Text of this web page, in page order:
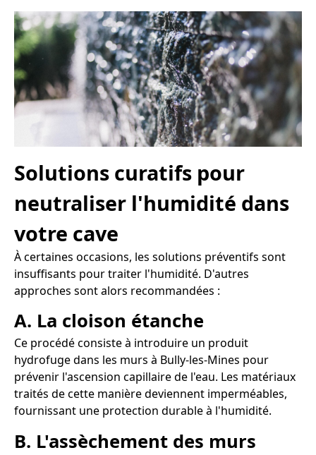
Solutions curatifs pour
neutraliser l'humidité dans
votre cave
À certaines occasions, les solutions préventifs sont
insuffisants pour traiter l'humidité. D'autres
approches sont alors recommandées :
A. La cloison étanche
Ce procédé consiste à introduire un produit
hydrofuge dans les murs à Bully-les-Mines pour
prévenir l'ascension capillaire de l'eau. Les matériaux
traités de cette manière deviennent imperméables,
fournissant une protection durable à l'humidité.
B. L'assèchement des murs